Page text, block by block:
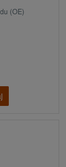
(OE)